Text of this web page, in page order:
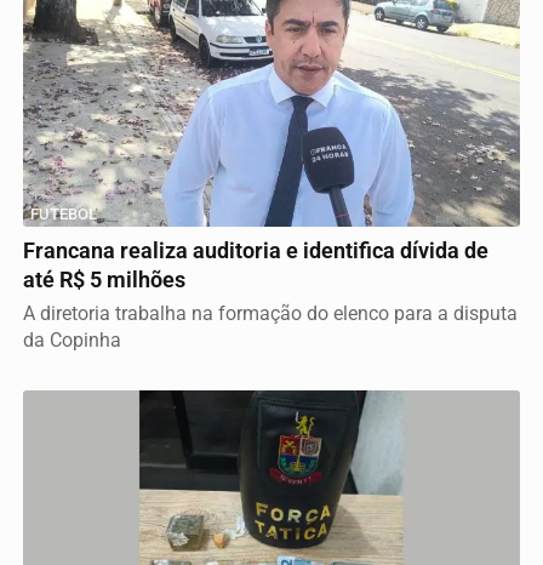
FUTEBOL
Francana realiza auditoria e identifica dívida de
até R$ 5 milhões
A diretoria trabalha na formação do elenco para a disputa
da Copinha